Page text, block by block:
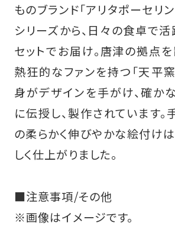
ものブランド「アリタポーセリ
シリーズから、日々の食卓で
セットでお届け。唐津の拠点
熱狂的なファンを持つ「天平
身がデザインを手がけ、確か
に伝授し、製作されています
の柔らかく伸びやかな絵付け
しく仕上がりました。
■注意事項/その他
※画像はイメージです。